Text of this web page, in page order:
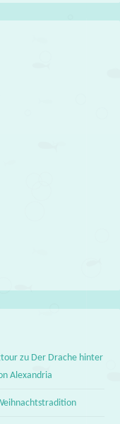
zu Der Drache hinter
Alexandria